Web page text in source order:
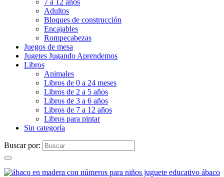
7 a 12 años
Adultos
Bloques de construcción
Encajables
Rompecabezas
Juegos de mesa
Jugetes Jugando Aprendemos
Libros
Animales
Libros de 0 a 24 meses
Libros de 2 a 5 años
Libros de 3 a 6 años
Libros de 7 a 12 años
Libros para pintar
Sin categoría
Buscar por: